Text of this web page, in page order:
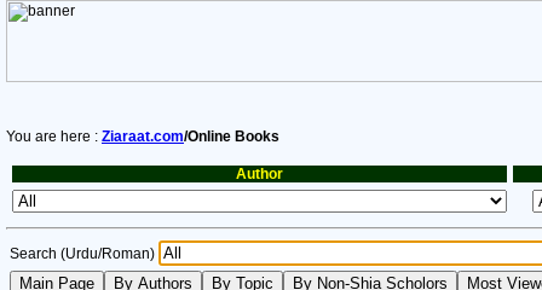
You are here : Ziaraat.com/Online Books
Author
Search (Urdu/Roman)